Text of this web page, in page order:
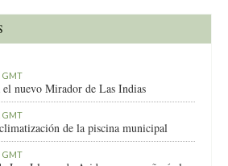
GMT
el nuevo Mirador de Las Indias
GMT
de la piscina municipal
GMT